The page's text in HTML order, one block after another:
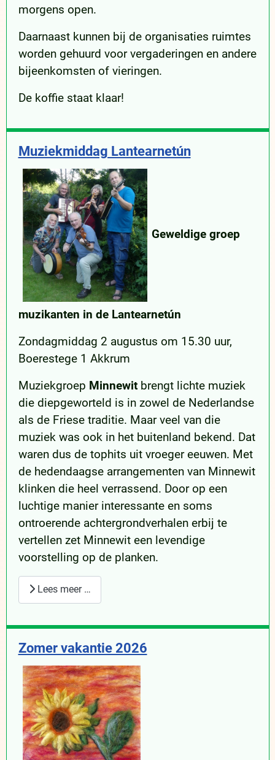
morgens open.
Daarnaast kunnen bij de organisaties ruimtes
worden gehuurd voor vergaderingen en andere
bijeenkomsten of vieringen.
De koffie staat klaar!
Muziekmiddag Lantearnetún
Geweldige groep
muzikanten in de Lantearnetún
Zondagmiddag 2 augustus om 15.30 uur,
Boerestege 1 Akkrum
Muziekgroep Minnewitbrengt lichte muziek
die diepgeworteld is in zowel de Nederlandse
als de Friese traditie. Maar veel van die
muziek was ook in het buitenland bekend. Dat
waren dus de tophits uit vroeger eeuwen. Met
de hedendaagse arrangementen van Minnewit
klinken die heel verrassend. Door op een
luchtige manier interessante en soms
ontroerende achtergrondverhalen erbij te
vertellen zet Minnewit een levendige
voorstelling op de planken.
Lees meer …
Zomer vakantie 2026